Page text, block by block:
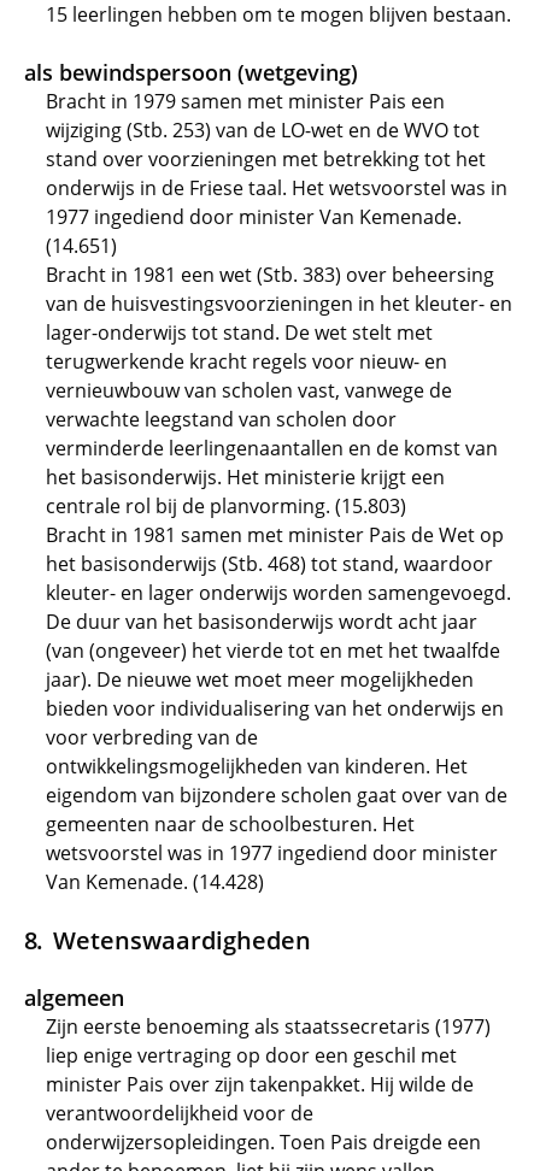
15 leerlingen hebben om te mogen blijven bestaan.
als bewindspersoon (wetgeving)
Bracht in 1979 samen met minister Pais een
wijziging (Stb. 253) van de LO-wet en de WVO tot
stand over voorzieningen met betrekking tot het
onderwijs in de Friese taal. Het wetsvoorstel was in
1977 ingediend door minister Van Kemenade.
(14.651)
Bracht in 1981 een wet (Stb. 383) over beheersing
van de huisvestingsvoorzieningen in het kleuter- en
lager-onderwijs tot stand. De wet stelt met
terugwerkende kracht regels voor nieuw- en
vernieuwbouw van scholen vast, vanwege de
verwachte leegstand van scholen door
verminderde leerlingenaantallen en de komst van
het basisonderwijs. Het ministerie krijgt een
centrale rol bij de planvorming. (15.803)
Bracht in 1981 samen met minister Pais de Wet op
het basisonderwijs (Stb. 468) tot stand, waardoor
kleuter- en lager onderwijs worden samengevoegd.
De duur van het basisonderwijs wordt acht jaar
(van (ongeveer) het vierde tot en met het twaalfde
jaar). De nieuwe wet moet meer mogelijkheden
bieden voor individualisering van het onderwijs en
voor verbreding van de
ontwikkelingsmogelijkheden van kinderen. Het
eigendom van bijzondere scholen gaat over van de
gemeenten naar de schoolbesturen. Het
wetsvoorstel was in 1977 ingediend door minister
Van Kemenade. (14.428)
Wetenswaardigheden
algemeen
Zijn eerste benoeming als staatssecretaris (1977)
liep enige vertraging op door een geschil met
minister Pais over zijn takenpakket. Hij wilde de
verantwoordelijkheid voor de
onderwijzersopleidingen. Toen Pais dreigde een